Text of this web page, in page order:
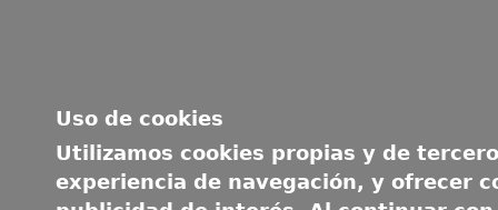
Uso de cookies
Utilizamos cookies propias y de
experiencia de navegación, y ofrecer